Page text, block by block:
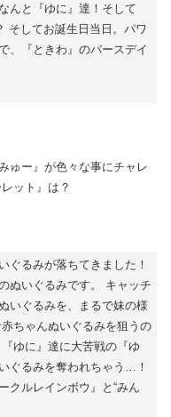
んと『ゆに』達！そして
そしてお誕生日当日。パワ
、『ときわ』のバースデイ
ゅー』が色々な事にチャレ
ット』は？
ぐるみが落ちてきました！
ぬいぐるみです。 キャッチ
いぐるみを、まるで妹の様
ちゃんぬいぐるみを狙うの
ゆに』達に大苦戦の『ゆ
ぐるみを奪われちゃう…！
クルレインボウ』と“みん